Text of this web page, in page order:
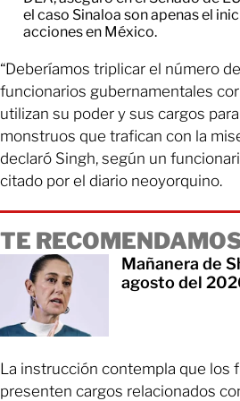
el caso Sinaloa son apenas el
acciones en México.
“Deberíamos triplicar el número
funcionarios gubernamentales
utilizan su poder y sus cargos
monstruos que trafican con la
declaró Singh, según un
citado por el diario neoyorquino.
TE
Mañanera de
agosto del
La instrucción contempla que los
presenten cargos relacionados